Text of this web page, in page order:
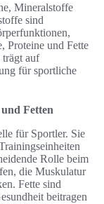
Mineralstoffe
sind
Proteine und Fette
trägt auf
für sportliche
Fetten
für Sportler. Sie
Rolle beim
die Muskulatur
Fette sind
beitragen